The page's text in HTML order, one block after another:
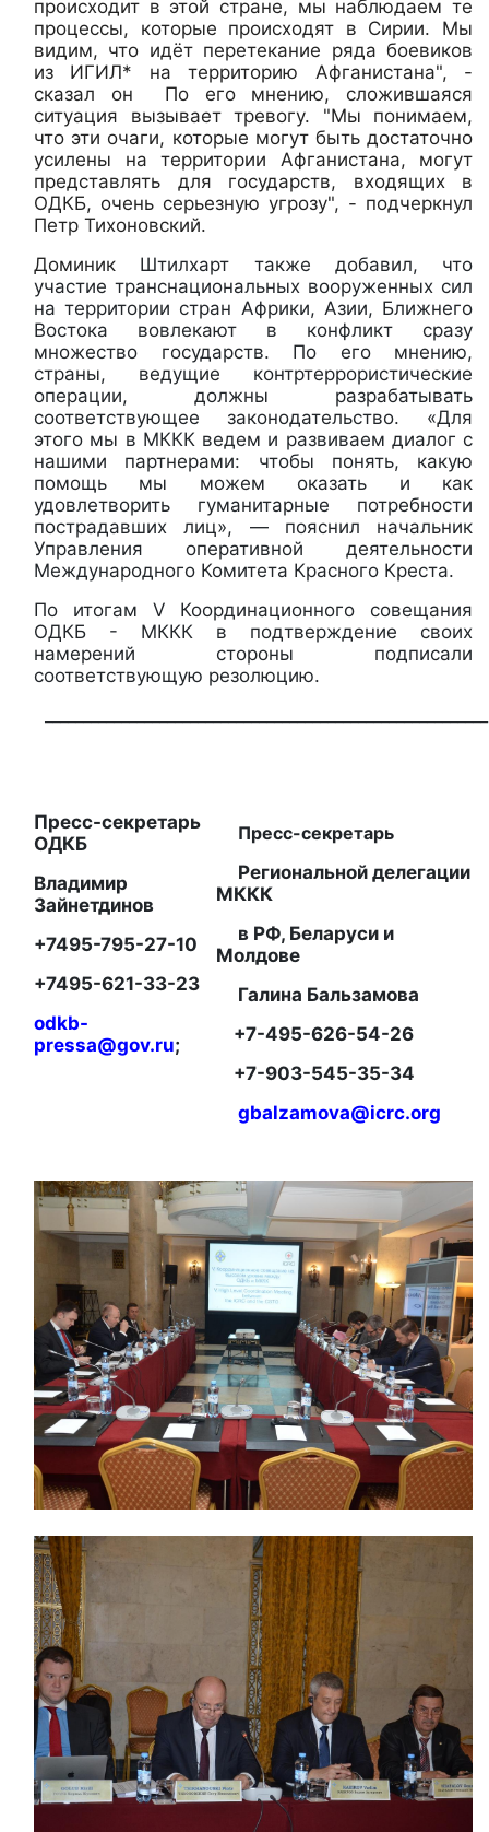
происходит в этой стране, мы наблюдаем те
процессы, которые происходят в Сирии. Мы
видим, что идёт перетекание ряда боевиков
из ИГИЛ* на территорию Афганистана", -
сказал он По его мнению, сложившаяся
ситуация вызывает тревогу. "Мы понимаем,
что эти очаги, которые могут быть достаточно
усилены на территории Афганистана, могут
представлять для государств, входящих в
ОДКБ, очень серьезную угрозу", - подчеркнул
Петр Тихоновский.
Доминик Штилхарт также добавил, что
участие транснациональных вооруженных сил
на территории стран Африки, Азии, Ближнего
Востока вовлекают в конфликт сразу
множество государств. По его мнению,
страны, ведущие контртеррористические
операции, должны разрабатывать
соответствующее законодательство. «Для
этого мы в МККК ведем и развиваем диалог с
нашими партнерами: чтобы понять, какую
помощь мы можем оказать и как
удовлетворить гуманитарные потребности
пострадавших лиц», — пояснил начальник
Управления оперативной деятельности
Международного Комитета Красного Креста.
По итогам V Координационного совещания
ОДКБ - МККК в подтверждение своих
намерений стороны подписали
соответствующую резолюцию.
Пресс-секретарь
ОДКБ
Владимир
Зайнетдинов
+7495-795-27-10
+7495-621-33-23
odkb-
pressa@gov.ru;
Пресс-секретарь
Региональной делегации
МККК
в РФ, Беларуси и
Молдове
Галина Бальзамова
+7-495-626-54-26
+7-903-545-35-34
gbalzamova@icrc.org